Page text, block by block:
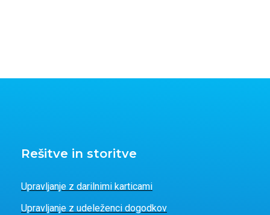
Rešitve in storitve
Upravljanje z darilnimi karticami
Upravljanje z udeleženci dogodkov